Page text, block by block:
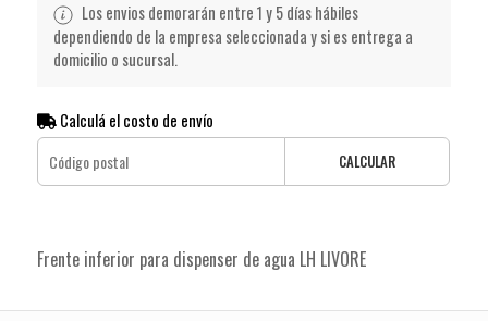
Los envios demorarán entre 1 y 5 días hábiles
dependiendo de la empresa seleccionada y si es entrega a
domicilio o sucursal.
Calculá el costo de envío
CALCULAR
Frente inferior para dispenser de agua LH LIVORE